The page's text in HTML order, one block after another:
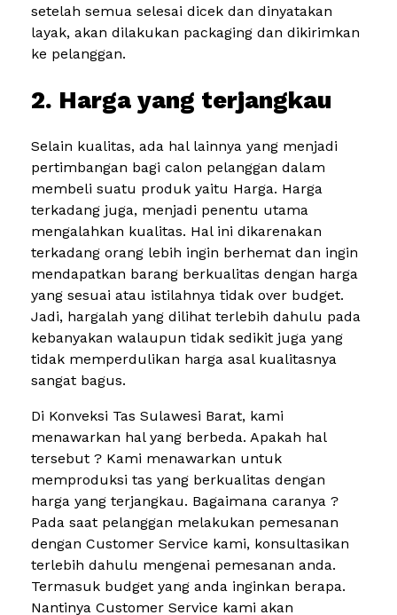
setelah semua selesai dicek dan dinyatakan
layak, akan dilakukan packaging dan dikirimkan
ke pelanggan.
2. Harga yang terjangkau
Selain kualitas, ada hal lainnya yang menjadi
pertimbangan bagi calon pelanggan dalam
membeli suatu produk yaitu Harga. Harga
terkadang juga, menjadi penentu utama
mengalahkan kualitas. Hal ini dikarenakan
terkadang orang lebih ingin berhemat dan ingin
mendapatkan barang berkualitas dengan harga
yang sesuai atau istilahnya tidak over budget.
Jadi, hargalah yang dilihat terlebih dahulu pada
kebanyakan walaupun tidak sedikit juga yang
tidak memperdulikan harga asal kualitasnya
sangat bagus.
Di Konveksi Tas Sulawesi Barat, kami
menawarkan hal yang berbeda. Apakah hal
tersebut ? Kami menawarkan untuk
memproduksi tas yang berkualitas dengan
harga yang terjangkau. Bagaimana caranya ?
Pada saat pelanggan melakukan pemesanan
dengan Customer Service kami, konsultasikan
terlebih dahulu mengenai pemesanan anda.
Termasuk budget yang anda inginkan berapa.
Nantinya Customer Service kami akan